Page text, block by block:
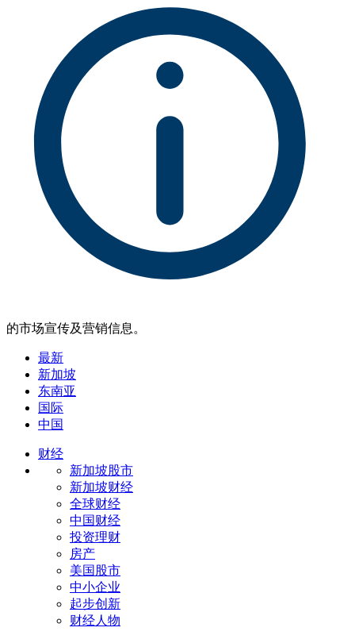
的市场宣传及营销信息。
最新
新加坡
东南亚
国际
中国
财经
新加坡股市
新加坡财经
全球财经
中国财经
投资理财
房产
美国股市
中小企业
起步创新
财经人物